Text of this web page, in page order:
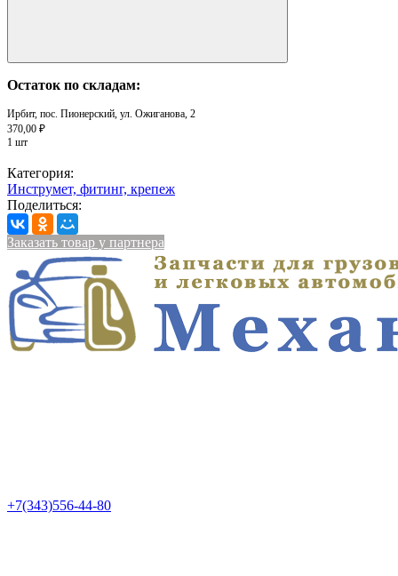
Остаток по складам:
Ирбит, пос. Пионерский, ул. Ожиганова, 2
370,00 ₽
1 шт
Категория:
Инструмет, фитинг, крепеж
Поделиться:
Заказать товар у партнера
+7(343)556-44-80